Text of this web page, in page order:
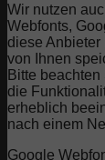
Wir nutzen
Webfonts,
diese
von Ihnen
Bitte
die
erheblich
nach einem
Google